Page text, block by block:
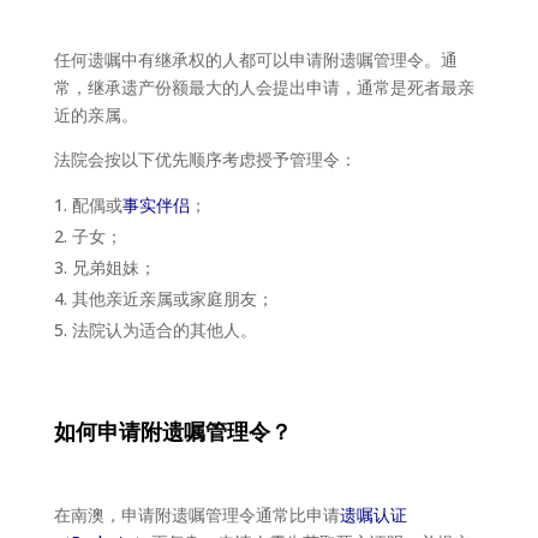
任何遗嘱中有继承权的人都可以申请附遗嘱管理令。通
常，继承遗产份额最大的人会提出申请，通常是死者最亲
近的亲属。
法院会按以下优先顺序考虑授予管理令：
配偶或事实伴侣 ；
子女；
兄弟姐妹；
其他亲近亲属或家庭朋友；
法院认为适合的其他人。
如何申请附遗嘱管理令？
在南澳，申请附遗嘱管理令通常比申请遗嘱认证